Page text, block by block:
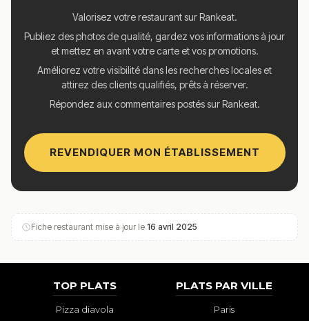
Valorisez votre restaurant sur Rankeat.
Publiez des photos de qualité, gardez vos informations à jour
et mettez en avant votre carte et vos promotions.
Améliorez votre visibilité dans les recherches locales et
attirez des clients qualifiés, prêts à réserver.
Répondez aux commentaires postés sur Rankeat.
REVENDIQUER MON ÉTABLISSEMENT
Fiche restaurant mise à jour le 16 avril 2025
TOP PLATS
Pizza diavola
PLATS PAR VILLE
Paris